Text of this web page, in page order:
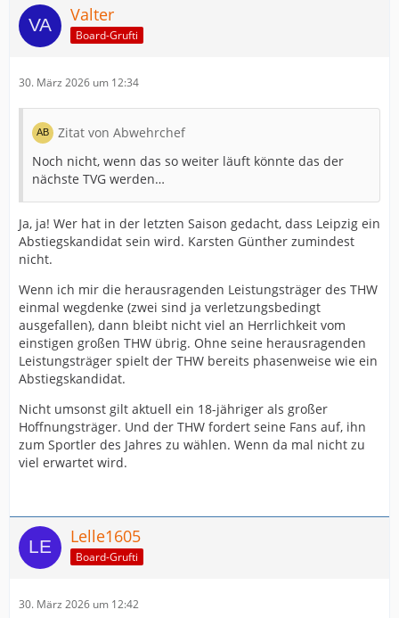
Valter
Board-Grufti
30. März 2026 um 12:34
Zitat von Abwehrchef
Noch nicht, wenn das so weiter läuft könnte das der
nächste TVG werden…
Ja, ja! Wer hat in der letzten Saison gedacht, dass Leipzig ein
Abstiegskandidat sein wird. Karsten Günther zumindest
nicht.
Wenn ich mir die herausragenden Leistungsträger des THW
einmal wegdenke (zwei sind ja verletzungsbedingt
ausgefallen), dann bleibt nicht viel an Herrlichkeit vom
einstigen großen THW übrig. Ohne seine herausragenden
Leistungsträger spielt der THW bereits phasenweise wie ein
Abstiegskandidat.
Nicht umsonst gilt aktuell ein 18-jähriger als großer
Hoffnungsträger. Und der THW fordert seine Fans auf, ihn
zum Sportler des Jahres zu wählen. Wenn da mal nicht zu
viel erwartet wird.
Lelle1605
Board-Grufti
30. März 2026 um 12:42